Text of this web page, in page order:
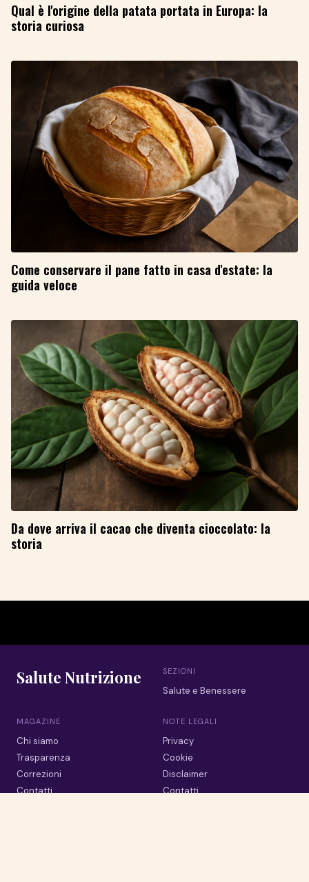
Qual è l'origine della patata portata in Europa: la
storia curiosa
Come conservare il pane fatto in casa d'estate: la
guida veloce
Da dove arriva il cacao che diventa cioccolato: la
storia
Salute Nutrizione SEZIONI
Salute e Benessere
MAGAZINE
Chi siamo
Trasparenza
Correzioni
Contatti
NOTE LEGALI
Privacy
Cookie
Disclaimer
Contatti